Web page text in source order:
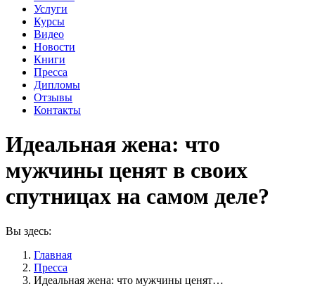
Услуги
Курсы
Видео
Новости
Книги
Пресса
Дипломы
Отзывы
Контакты
Идеальная жена: что
мужчины ценят в своих
спутницах на самом деле?
Вы здесь:
Главная
Пресса
Идеальная жена: что мужчины ценят…